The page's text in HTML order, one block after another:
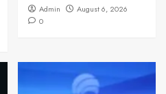
Admin
August 6, 2026
0